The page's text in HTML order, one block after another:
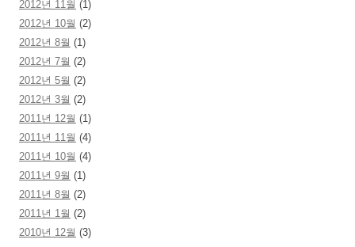
2012년 11월 (1)
2012년 10월 (2)
2012년 8월 (1)
2012년 7월 (2)
2012년 5월 (2)
2012년 3월 (2)
2011년 12월 (1)
2011년 11월 (4)
2011년 10월 (4)
2011년 9월 (1)
2011년 8월 (2)
2011년 1월 (2)
2010년 12월 (3)